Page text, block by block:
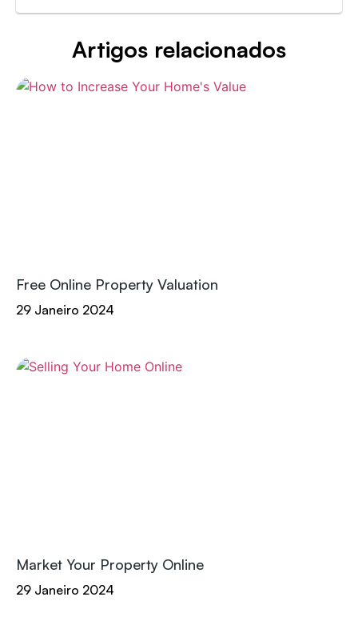
Artigos relacionados
Free Online Property Valuation
29 Janeiro 2024
Market Your Property Online
29 Janeiro 2024